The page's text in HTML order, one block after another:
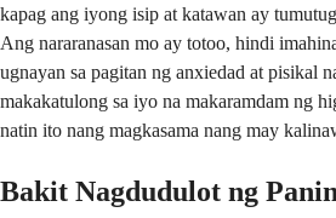
kapag ang iyong isip at katawan ay
Ang nararanasan mo ay totoo, hindi
ugnayan sa pagitan ng anxiedad at pisikal
makakatulong sa iyo na makaramdam ng
natin ito nang magkasama nang may
Bakit Nagdudulot ng